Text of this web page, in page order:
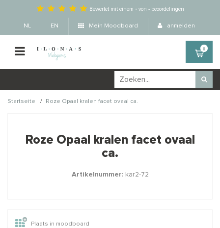
Bewertet mit einem - von - beoordelingen
NL EN Mein Moodboard anmelden
0
Startseite / Roze Opaal kralen facet ovaal ca.
producten ook interessant
Roze Opaal kralen facet ovaal
ca.
Artikelnummer:kar2-72
Plaats in moodboard